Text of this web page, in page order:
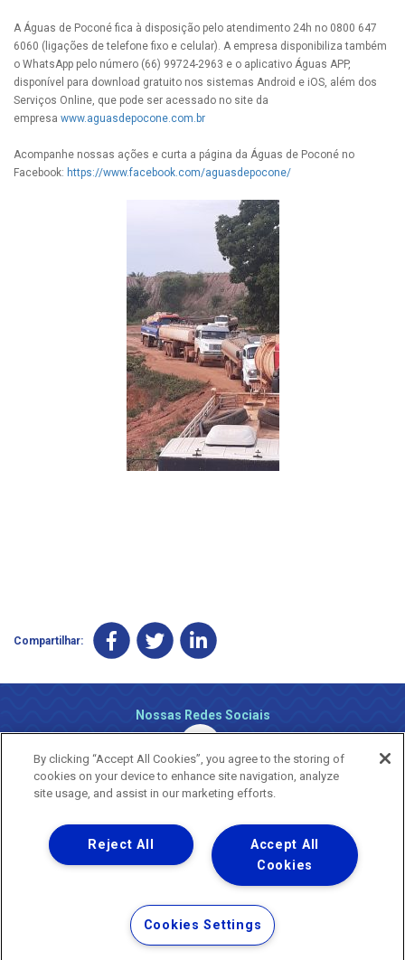
A Águas de Poconé fica à disposição pelo atendimento 24h no 0800 647
6060 (ligações de telefone fixo e celular). A empresa disponibiliza também
o WhatsApp pelo número (66) 99724-2963 e o aplicativo Águas APP,
disponível para download gratuito nos sistemas Android e iOS, além dos
Serviços Online, que pode ser acessado no site da
empresa www.aguasdepocone.com.br
Acompanhe nossas ações e curta a página da Águas de Poconé no
Facebook: https://www.facebook.com/aguasdepocone/
Compartilhar:
Nossas Redes Sociais
Uma empresa
Copyright ® 2026 - Todos os Direitos Reservados.
Nossa natureza movimenta a vida
Termos Gerais de Uso de Sites e Aplicativos
Política de Privacidade e Proteção de Dados
By clicking “Accept All Cookies”, you agree to the storing of
cookies on your device to enhance site navigation, analyze
site usage, and assist in our marketing efforts.
Accept All
Cookies
Reject All
Cookies Settings